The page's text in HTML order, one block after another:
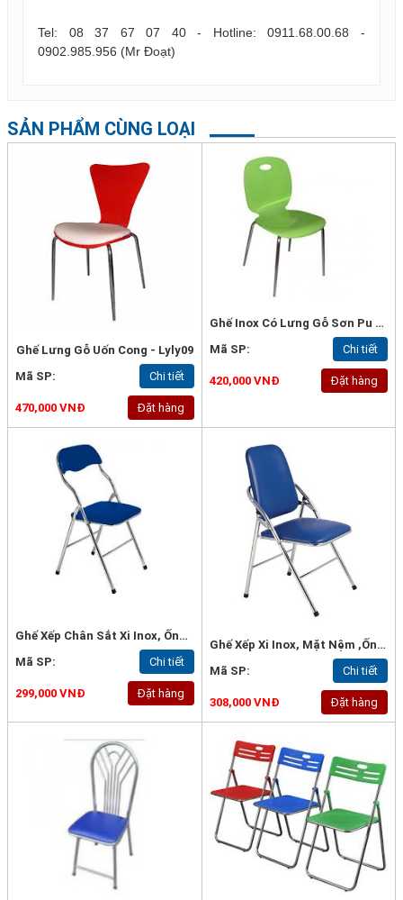
Tel: 08 37 67 07 40 - Hotline: 0911.68.00.68 -
0902.985.956 (Mr Đoạt)
SẢN PHẨM CÙNG LOẠI
Ghế Lưng Gỗ Uốn Cong - Lyly09
Mã SP:
Chi tiết
470,000 VNĐ Đặt hàng
Ghế Inox Có Lưng Gỗ Sơn Pu - Lyly30
Mã SP:
Chi tiết
420,000 VNĐ Đặt hàng
Ghế Xếp Chân Sắt Xi Inox, Ống Phi 22*1mm -G42c
Mã SP:
Chi tiết
299,000 VNĐ Đặt hàng
Ghế Xếp Xi Inox, Mặt Nệm ,ống 22*1mm, Loại Tốt - G57a
Mã SP:
Chi tiết
308,000 VNĐ Đặt hàng